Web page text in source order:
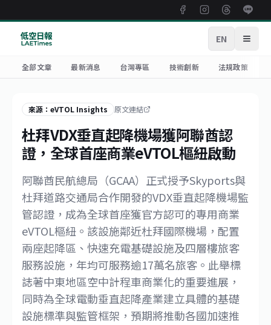
EN 開啟
全部文章 最新消息 台灣專區 技術創新 法規政策
來源：eVTOL Insights 原文連結
杜拜VDX垂直起降機場獲阿聯酋認
證，全球首座商業eVTOL樞紐啟動
阿聯酋民航總局（GCAA）正式授予Skyports與
杜拜道路交通局合作開發的VDX垂直起降機場監
管認證，成為全球首座獲官方認可的專用商業
eVTOL樞紐。該設施鄰近杜拜國際機場，配置
兩座起降區、快速充電基礎設施及四層樓旅客
服務設施，年均可服務逾17萬名旅客。此舉標
誌著中東地區空中計程車商業化的重要進展，
同時為全球電動垂直起降產業建立具體的基礎
設施標準與監管框架，預期將推動各國加速推